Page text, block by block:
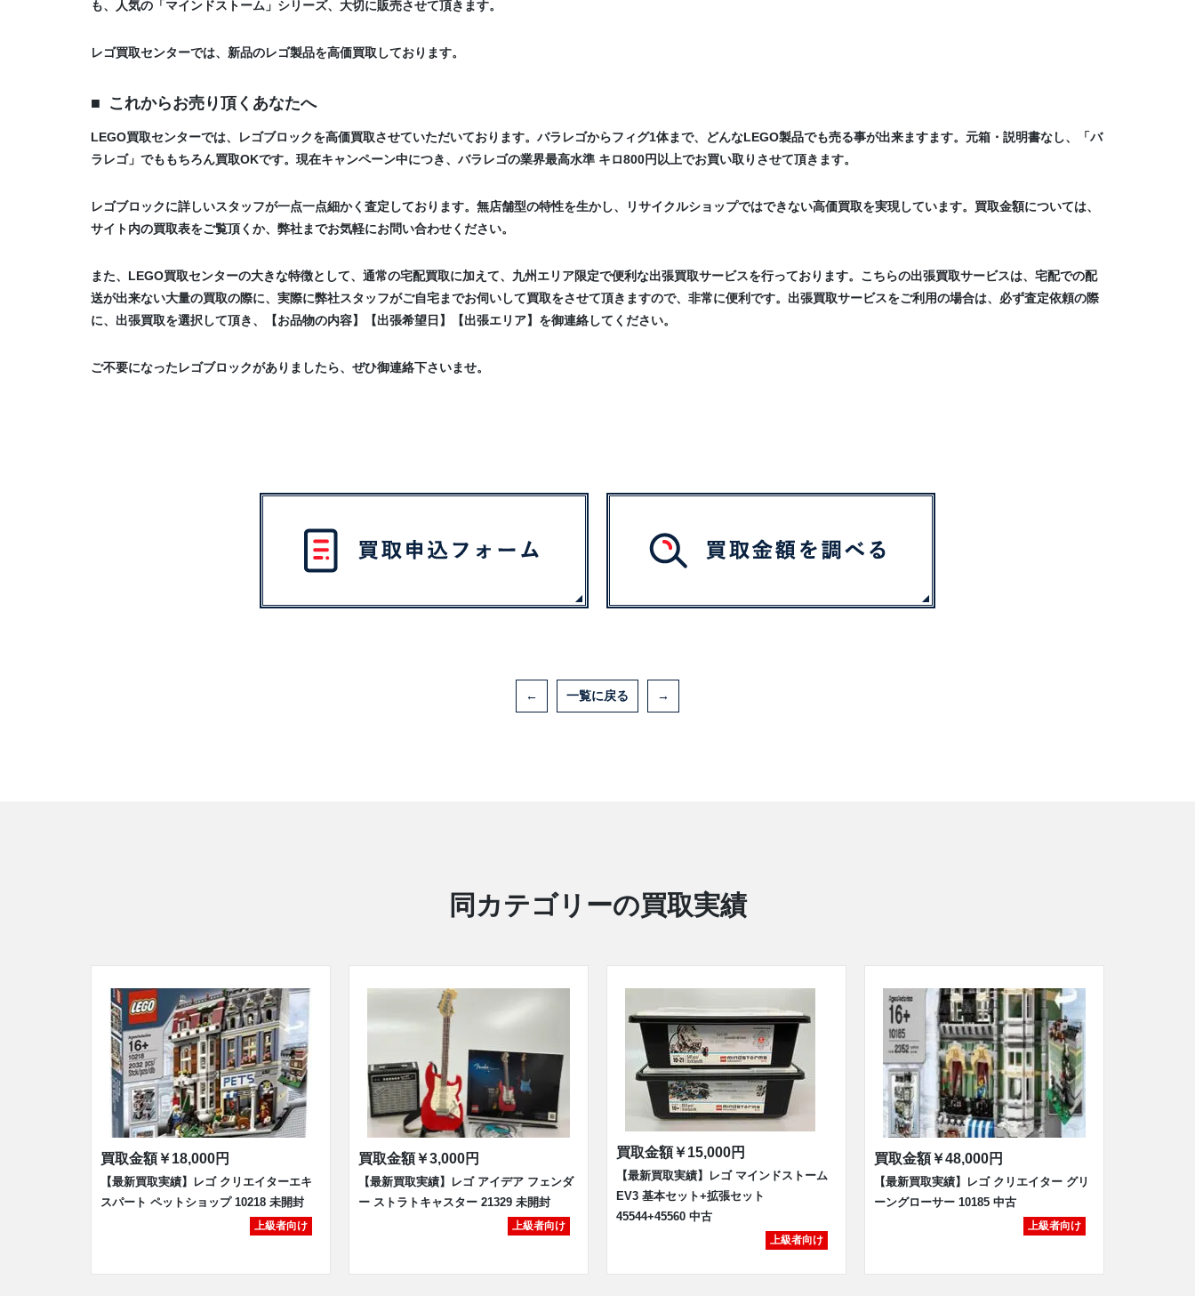
も、人気の「マインドストーム」シリーズ、大切に販売させて頂きます。
レゴ買取センターでは、新品のレゴ製品を高価買取しております。
これからお売り頂くあなたへ
LEGO買取センターでは、レゴブロックを高価買取させていただいております。バラレゴからフィグ1体まで、どんなLEGO製品でも売る事が出来ますます。元箱・説明書なし、「バ
ラレゴ」でももちろん買取OKです。現在キャンペーン中につき、バラレゴの業界最高水準 キロ800円以上でお買い取りさせて頂きます。
レゴブロックに詳しいスタッフが一点一点細かく査定しております。無店舗型の特性を生かし、リサイクルショップではできない高価買取を実現しています。買取金額については、
サイト内の買取表をご覧頂くか、弊社までお気軽にお問い合わせください。
また、LEGO買取センターの大きな特徴として、通常の宅配買取に加えて、九州エリア限定で便利な出張買取サービスを行っております。こちらの出張買取サービスは、宅配での配
送が出来ない大量の買取の際に、実際に弊社スタッフがご自宅までお伺いして買取をさせて頂きますので、非常に便利です。出張買取サービスをご利用の場合は、必ず査定依頼の際
に、出張買取を選択して頂き、【お品物の内容】【出張希望日】【出張エリア】を御連絡してください。
ご不要になったレゴブロックがありましたら、ぜひ御連絡下さいませ。
← 一覧に戻る →
同カテゴリーの買取実績
買取金額￥18,000円
【最新買取実績】レゴ クリエイターエキ
スパート ペットショップ 10218 未開封
上級者向け
買取金額￥3,000円
【最新買取実績】レゴ アイデア フェンダ
ー ストラトキャスター 21329 未開封
上級者向け
買取金額￥15,000円
【最新買取実績】レゴ マインドストーム
EV3 基本セット+拡張セット
45544+45560 中古
上級者向け
買取金額￥48,000円
【最新買取実績】レゴ クリエイター グリ
ーングローサー 10185 中古
上級者向け